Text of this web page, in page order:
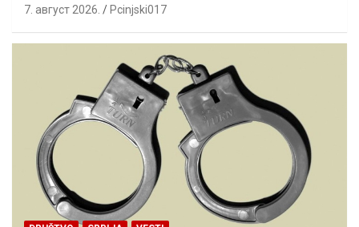
7. август 2026. Pcinjski017